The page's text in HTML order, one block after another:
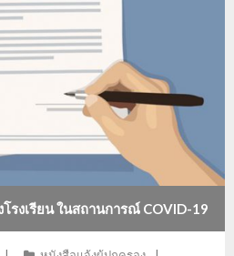
รงเรียน ในสถานการณ์ COVID-19